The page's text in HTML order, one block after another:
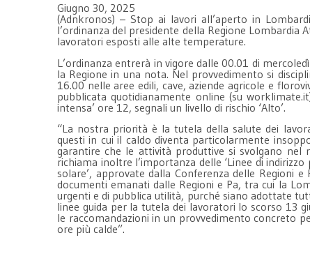
Giugno 30, 2025
(Adnkronos) – Stop ai lavori all’aperto in
l’ordinanza del presidente della Regione
lavoratori esposti alle alte temperature.
L’ordinanza entrerà in vigore dalle 00.01 di
la Regione in una nota. Nel provvedimento si
16.00 nelle aree edili, cave, aziende agricole e
pubblicata quotidianamente online (su
intensa’ ore 12, segnali un livello di rischio ‘Alto’.
“La nostra priorità è la tutela della salute dei
questi in cui il caldo diventa particolarmente
garantire che le attività produttive si svolgano nel
richiama inoltre l’importanza delle ‘Linee di
solare’, approvate dalla Conferenza delle Regioni
documenti emanati dalle Regioni e Pa, tra cui la
urgenti e di pubblica utilità, purché siano adottate
linee guida per la tutela dei lavoratori lo scorso 13
le raccomandazioni in un provvedimento concreto
ore più calde”.